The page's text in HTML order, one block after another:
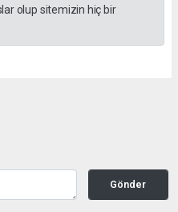
olup sitemizin hiç bir
Gönder